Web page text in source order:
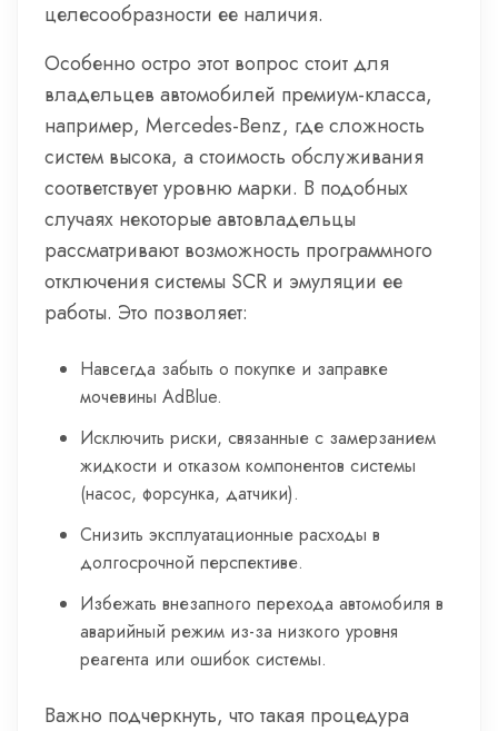
целесообразности ее наличия.
Особенно остро этот вопрос стоит для
владельцев автомобилей премиум-класса,
например, Mercedes-Benz, где сложность
систем высока, а стоимость обслуживания
соответствует уровню марки. В подобных
случаях некоторые автовладельцы
рассматривают возможность программного
отключения системы SCR и эмуляции ее
работы. Это позволяет:
Навсегда забыть о покупке и заправке
мочевины AdBlue.
Исключить риски, связанные с замерзанием
жидкости и отказом компонентов системы
(насос, форсунка, датчики).
Снизить эксплуатационные расходы в
долгосрочной перспективе.
Избежать внезапного перехода автомобиля в
аварийный режим из-за низкого уровня
реагента или ошибок системы.
Важно подчеркнуть, что такая процедура